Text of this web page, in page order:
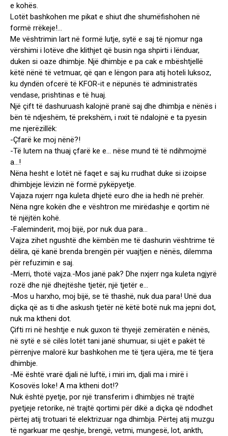
e kohës.
Lotët bashkohen me pikat e shiut dhe shumëfishohen në
formë rrëkeje!…
Me vështrimin lart në formë lutje, sytë e saj të njomur nga
vërshimi i lotëve dhe klithjet që busin nga shpirti i lënduar,
duken si oaze dhimbje. Një dhimbje e pa cak e mbështjellë
këtë nënë të vetmuar, që qan e lëngon para atij hoteli luksoz,
ku dyndën ofcerë të KFOR-it e nëpunës të administratës
vendase, prishtinas e të huaj.
Një çift të dashuruash kalojnë pranë saj dhe dhimbja e nënës i
bën të ndjeshëm, të prekshëm, i nxit të ndalojnë e ta pyesin
me njerëzillëk:
-Çfarë ke moj nënë?!
-Të lutem na thuaj çfarë ke e… nëse mund të të ndihmojmë
a…!
Nëna hesht e lotët në faqet e saj ku rrudhat duke si izoipse
dhimbjeje lëvizin në formë pykëpyetje.
Vajaza nxjerr nga kuleta dhjetë euro dhe ia hedh në prehër.
Nëna ngre kokën dhe e vështron me mirëdashje e qortim në
të njëjtën kohë.
-Faleminderit, moj bijë, por nuk dua para…
Vajza zihet ngushtë dhe këmbën me të dashurin vështrime të
dëlira, që kanë brenda brengën për vuajtjen e nënës, dilemma
për refuzimin e saj.
-Merri, thotë vajza.-Mos janë pak? Dhe nxjerr nga kuleta ngjyrë
rozë dhe një dhejtëshe tjetër, një tjetër e…
-Mos u harxho, moj bijë, se të thashë, nuk dua para! Unë dua
diçka që as ti dhe askush tjetër në këtë botë nuk ma jepni dot,
nuk ma ktheni dot.
Çifti rri në heshtje e nuk guxon të thyejë zemëratën e nënës,
në sytë e së cilës lotët tani janë shumuar, si ujët e pakët të
përrenjve malorë kur bashkohen me të tjera ujëra, me të tjera
dhimbje.
-Më është vrarë djali në luftë, i miri im, djali ma i mirë i
Kosovës loke! A ma ktheni dot!?
Nuk është pyetje, por një transferim i dhimbjes në trajtë
pyetjeje retorike, në trajtë qortimi për dikë a diçka që ndodhet
përtej atij trotuari të elektrizuar nga dhimbja. Përtej atij muzgu
të ngarkuar me qeshje, brengë, vetmi, mungesë, lot, ankth,